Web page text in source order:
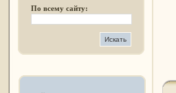
По всему сайту: